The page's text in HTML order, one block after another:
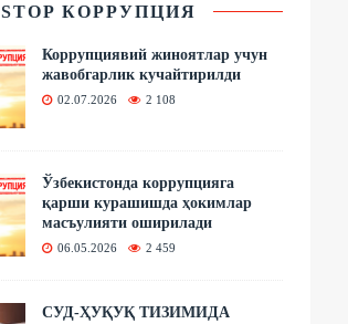
STOP КОРРУПЦИЯ
Коррупциявий жиноятлар учун
жавобгарлик кучайтирилди
02.07.2026 2 108
Ўзбекистонда коррупцияга
қарши курашишда ҳокимлар
масъулияти оширилади
06.05.2026 2 459
СУД-ҲУҚУҚ ТИЗИМИДА